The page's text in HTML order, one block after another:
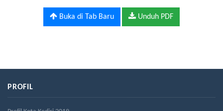
Buka di Tab Baru Unduh PDF
PROFIL